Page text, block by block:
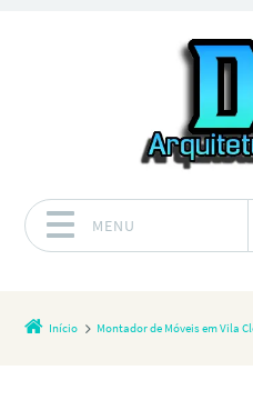
MENU
Início Montador de Móveis em Vila